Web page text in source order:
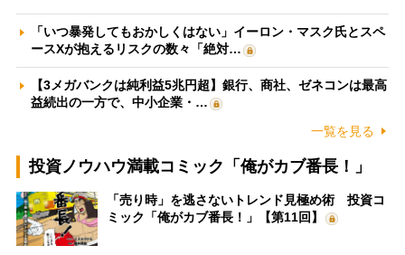
「いつ暴発してもおかしくはない」イーロン・マスク氏とスペ
ースXが抱えるリスクの数々「絶対…
【3メガバンクは純利益5兆円超】銀行、商社、ゼネコンは最高
益続出の一方で、中小企業・…
一覧を見る
投資ノウハウ満載コミック「俺がカブ番長！」
「売り時」を逃さないトレンド見極め術 投資コ
ミック「俺がカブ番長！」【第11回】